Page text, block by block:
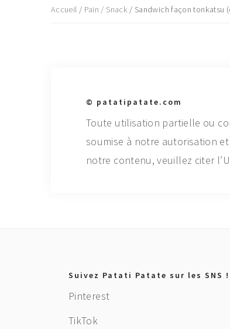
Accueil / Pain / Snack / Sandwich façon tonkatsu
© patatipatate.com
Toute utilisation partielle ou
soumise à notre autorisation
notre contenu, veuillez citer
Suivez Patati Patate sur les SNS !
Pinterest
TikTok